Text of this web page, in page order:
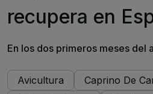
recupera en
En los dos primeros meses del
Avicultura Caprino De